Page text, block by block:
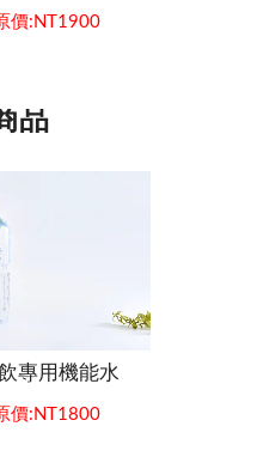
價:NT1900
品
專用機能水
價:NT1800